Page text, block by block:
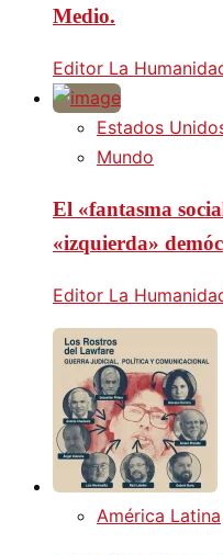
Medio.
Editor La
Estados
Mundo
El «fantasma
«izquierda»
Editor La
América Latina